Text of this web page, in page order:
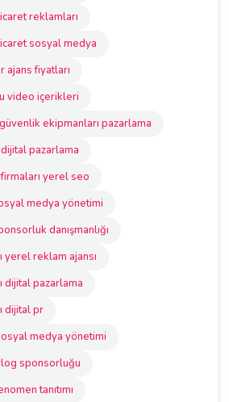
reklamları
sosyal medya
fiyatları
video içerikleri
ekipmanları pazarlama
pazarlama
yerel seo
medya yönetimi
danışmanlığı
yerel reklam ajansı
dijital pazarlama
dijital pr
medya yönetimi
sponsorluğu
tanıtımı